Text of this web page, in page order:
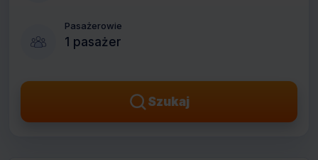
Pasażerowie
1 pasażer
Szukaj